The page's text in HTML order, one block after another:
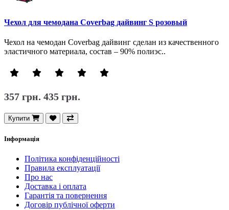
Чехол для чемодана Coverbag дайвинг S розовый
Чехол на чемодан Coverbag дайвинг сделан из качественного
эластичного материала, состав – 90% полиэс..
357 грн. 435 грн.
Купити
Інформація
Політика конфіденційності
Правила експлуатації
Про нас
Доставка і оплата
Гарантія та повернення
Договір публічної оферти